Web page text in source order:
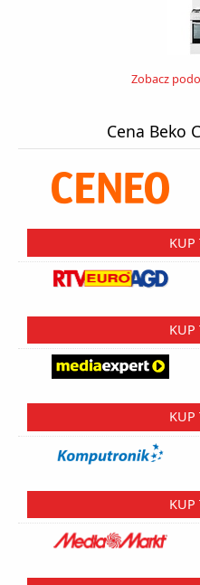
Zobacz
Cena Beko
KUP
KUP
KUP
KUP